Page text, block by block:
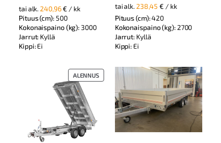
tai alk. 240,96€ / kk
Pituus (cm): 500
Kokonaispaino (kg): 3000
Jarrut: Kyllä
Kippi:Ei
11922,50 €.
tai alk.238,45€ / kk
Pituus (cm):420
Kokonaispaino (kg): 2700
Jarrut: Kyllä
Kippi: Ei
ALENNUSTUOTE
ALENNUKSESSA